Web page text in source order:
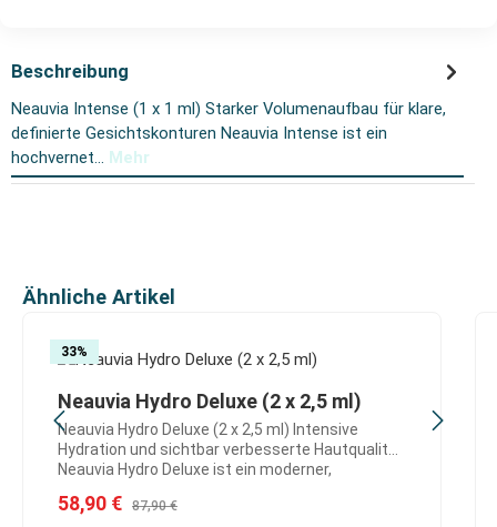
Beschreibung
Neauvia Intense (1 x 1 ml) Starker Volumenaufbau für klare,
definierte Gesichtskonturen Neauvia Intense ist ein
hochvernet… Mehr
Produktgalerie überspringen
Ähnliche Artikel
33%
Neauvia Hydro Deluxe (2 x 2,5 ml)
Neauvia Hydro Deluxe (2 x 2,5 ml) Intensive
Hydration und sichtbar verbesserte Hautqualität
Neauvia Hydro Deluxe ist ein moderner,
gezielten Verbesserung der Hautqualität. Er
Verkaufspreis:
58,90 € Regulärer Preis:
87,90 €